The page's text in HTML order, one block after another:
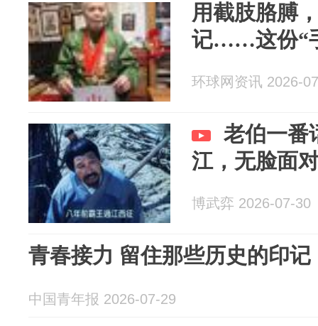
用截肢胳膊
记……这份“
环球网资讯 2026-
老伯一番
江，无脸面
博武弈 2026-07-30
青春接力 留住那些历史的印记
中国青年报 2026-07-29